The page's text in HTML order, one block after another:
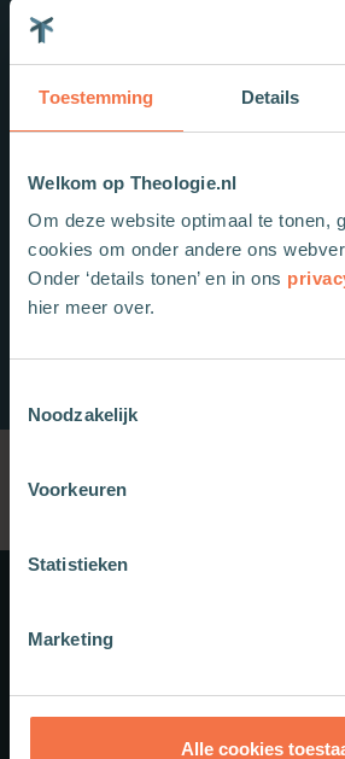
Toestemming Details
Welkom op Theologie.nl
Om deze website optimaal te tonen,
cookies om onder andere ons
Onder ‘details tonen’ en in ons
hier meer over.
Noodzakelijk
Voorkeuren
Statistieken
Marketing
Alle cookies